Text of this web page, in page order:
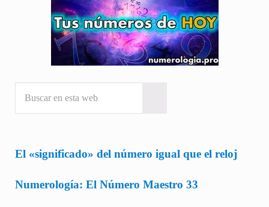
El «significado» del número igual que el reloj
Numerología: El Número Maestro 33